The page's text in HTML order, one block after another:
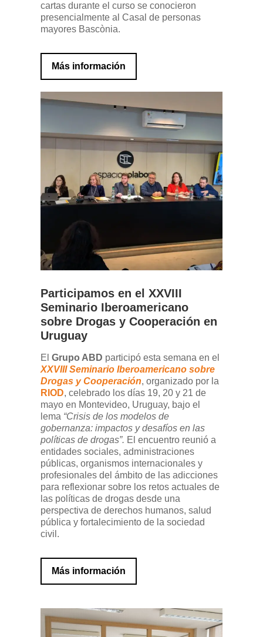
cartas durante el curso se conocieron
presencialmente al Casal de personas
mayores Bascònia.
Más información
Participamos en el XXVIII
Seminario Iberoamericano
sobre Drogas y Cooperación en
Uruguay
El Grupo ABD participó esta semana en el
XXVIII Seminario Iberoamericano sobre
Drogas y Cooperación, organizado por la
RIOD, celebrado los días 19, 20 y 21 de
mayo en Montevideo, Uruguay, bajo el
lema “Crisis de los modelos de
gobernanza: impactos y desafíos en las
políticas de drogas”. El encuentro reunió a
entidades sociales, administraciones
públicas, organismos internacionales y
profesionales del ámbito de las adicciones
para reflexionar sobre los retos actuales de
las políticas de drogas desde una
perspectiva de derechos humanos, salud
pública y fortalecimiento de la sociedad
civil.
Más información